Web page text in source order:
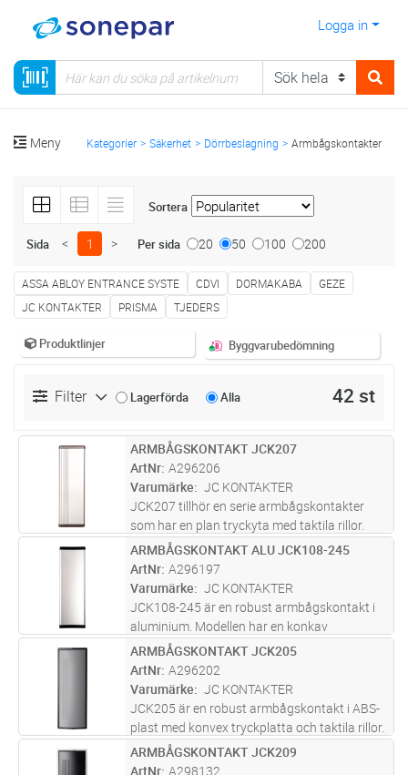
Logga in
Meny Kategorier Säkerhet Dörrbeslagning Armbågskontakter
Sortera
Sida < 1 > Per sida 20 50 100 200
ASSA ABLOY ENTRANCE SYSTE CDVI DORMAKABA
GEZE
JC KONTAKTER
PRISMA TJEDERS
Produktlinjer Byggvarubedömning
Filter Lagerförda Alla 42 st
ST Lägg i kundvagn
ARMBÅGSKONTAKT JCK207
ArtNr A296206
Varumärke
JC KONTAKTER
JCK207 tillhör en serie armbågskontakter
som har en plan tryckyta med taktila rillor.
Rillorna fungerar som extra vägledning för
personer med synnedsättning. Man kan
enkelt känna sig till vart man sk
ST Lägg i kundvagn
ARMBÅGSKONTAKT ALU JCK108-245
ArtNr A296197
Varumärke
JC KONTAKTER
JCK108-245 är en robust armbågskontakt i
aluminium. Modellen har en konkav
tryckplatta med kontrasterande svarta
endcaps och är speciellt lämplig att installeras
i krävande miljöer. JCK108 levereras
ST Lägg i kundvagn
ARMBÅGSKONTAKT JCK205
ArtNr A296202
Varumärke
JC KONTAKTER
JCK205 är en robust armbågskontakt i ABS-
plast med konvex tryckplatta och taktila rillor.
Rillorna underlättar för synsvaga att veta var
de ska trycka för att aktivera
ST Lägg i kundvagn
ARMBÅGSKONTAKT JCK209
ArtNr A298132